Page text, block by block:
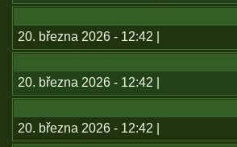
20. března 2026 - 12:42 |
20. března 2026 - 12:42 |
20. března 2026 - 12:42 |